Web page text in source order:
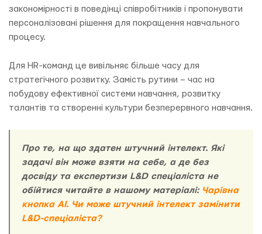
закономірності в поведінці співробітників і пропонувати
персоналізовані рішення для покращення навчального
процесу.
Для HR-команд це вивільняє більше часу для
стратегічного розвитку. Замість рутини – час на
побудову ефективної системи навчання, розвитку
талантів та створенні культури безперервного навчання.
Про те, на що здатен штучний інтелект. Які
задачі він може взяти на себе, а де без
досвіду та експертизи L&D спеціаліста не
обійтися читайте в нашому матеріалі: Чарівна
кнопка AI. Чи може штучний інтелект замінити
L&D-спеціаліста?